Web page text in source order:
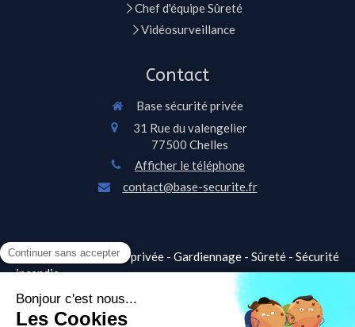
Chef d'équipe Sûreté
Vidéosurveillance
Contact
Base sécurité privée
31 Rue du valengelier
77500 Chelles
Afficher le téléphone
contact@base-securite.fr
©2021 Base sécurité privée - Gardiennage - Sûreté - Sécurité
incendie